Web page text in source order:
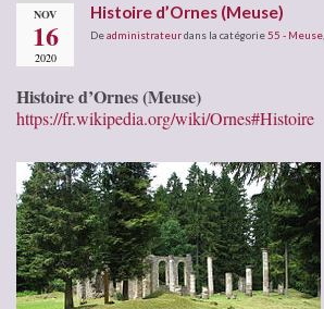
NOV
16
2020
Histoire d’Ornes (Meuse)
Deadministrateurdans la catégorie 55 - Meuse
Histoire d’Ornes (Meuse)
https://fr.wikipedia.org/wiki/Ornes#Histoire